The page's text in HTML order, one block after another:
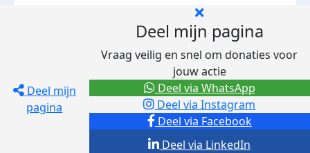
Deel mijn
pagina
Deel mijn pagina
Vraag veilig en snel om donaties voor
jouw actie
Deel via Facebook
Deel via Instagram
Deel via LinkedIn
Deel via WhatsApp